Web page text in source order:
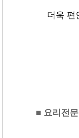
더욱 편
■ 요리전